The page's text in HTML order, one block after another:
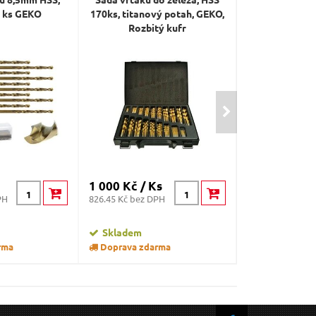
GEKO
170ks, titanový potah, GEKO,
Rozbitý kufr
1 000 Kč / Ks
826.45 Kč bez DPH
Skladem
Doprava zdarma